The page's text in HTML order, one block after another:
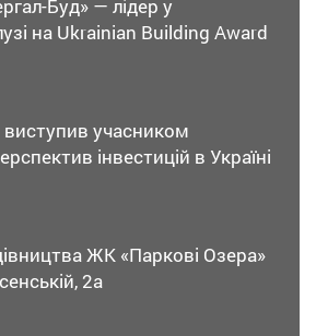
Буд» — лідер у
на Ukrainian Building Award
виступив учасником
інвестицій в Україні
ЖК «Паркові Озера»
2а